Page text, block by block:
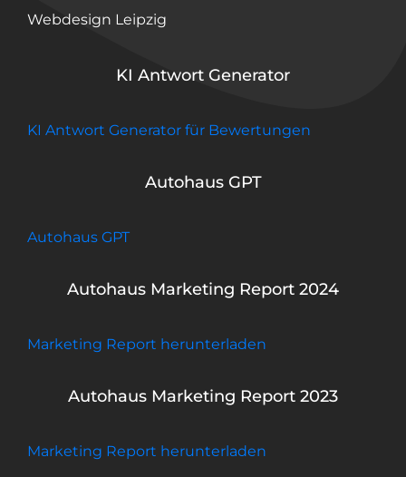
Webdesign Leipzig
KI Antwort Generator
KI Antwort Generator für Bewertungen
Autohaus GPT
Autohaus GPT
Autohaus Marketing Report 2024
Marketing Report herunterladen
Autohaus Marketing Report 2023
Marketing Report herunterladen